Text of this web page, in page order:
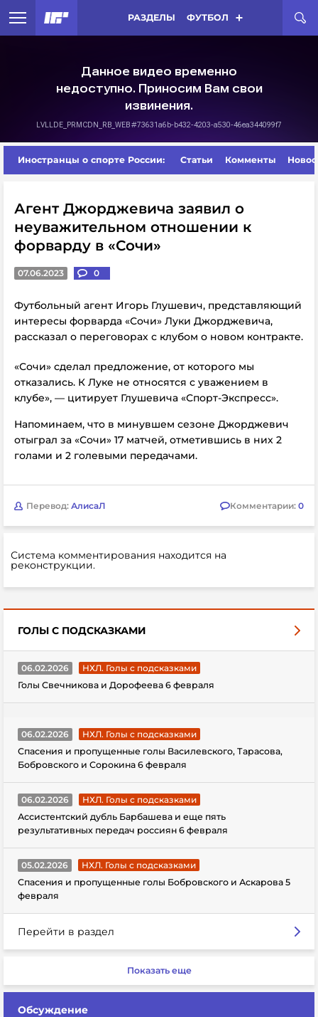
РАЗДЕЛЫ ФУТБОЛ
Иностранцы о спорте России: Статьи Комменты
Агент Джорджевича заявил о
неуважительном отношении к
форварду в «Сочи»
07.06.2023 0
Футбольный агент Игорь Глушевич, представляющий
интересы форварда «Сочи» Луки Джорджевича,
рассказал о переговорах с клубом о новом контракте.
«Сочи» сделал предложение, от которого мы
отказались. К Луке не относятся с уважением в
клубе», — цитирует Глушевича «Спорт-Экспресс».
Напоминаем, что в минувшем сезоне Джорджевич
отыграл за «Сочи» 17 матчей, отметившись в них 2
голами и 2 голевыми передачами.
Перевод: АлисаЛ Комментарии: 0
Система комментирования находится на
реконструкции.
ГОЛЫ С ПОДСКАЗКАМИ
06.02.2026
НХЛ. Голы с подсказками
Голы Свечникова и Дорофеева 6 февраля
06.02.2026
НХЛ. Голы с подсказками
Спасения и пропущенные голы Василевского, Тарасова,
Бобровского и Сорокина 6 февраля
06.02.2026
НХЛ. Голы с подсказками
Ассистентский дубль Барбашева и еще пять
результативных передач россиян 6 февраля
05.02.2026
НХЛ. Голы с подсказками
Спасения и пропущенные голы Бобровского и Аскарова 5
февраля
Перейти в раздел
Показать еще
Обсуждение